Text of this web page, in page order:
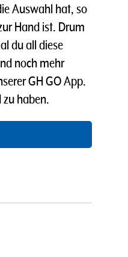
Auswahl hat, so
Hand ist. Drum
du all diese
noch mehr
GH GO App.
zu haben.